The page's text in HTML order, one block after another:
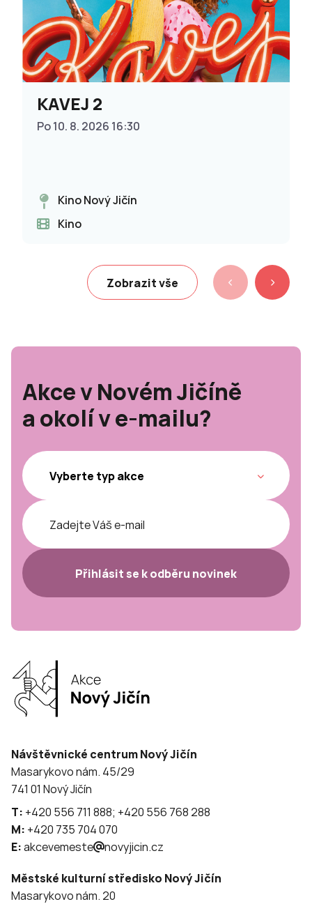
KAVEJ 2
Po 10. 8. 2026 16:30
Kino Nový Jičín
Kino
Zobrazit vše
Akce v Novém Jičíně
a okolí v e-mailu?
Přihlásit se k odběru novinek
Návštěvnické centrum Nový Jičín
Masarykovo nám. 45/29
741 01 Nový Jičín
T: +420 556 711 888; +420 556 768 288
M: +420 735 704 070
E:akcevemeste novyjicin.cz
Městské kulturní středisko Nový Jičín
Masarykovo nám. 20